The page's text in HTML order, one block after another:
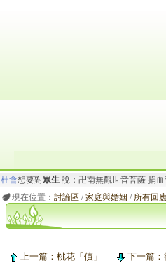
張海銘想要對 眾生說：百善孝為先 戒殺放
杜會想要對眾生 說：卍南無觀世音菩薩 捐
現在位置： 討論區/家庭與婚姻 /所有回
上一篇：桃花「債」 下一篇